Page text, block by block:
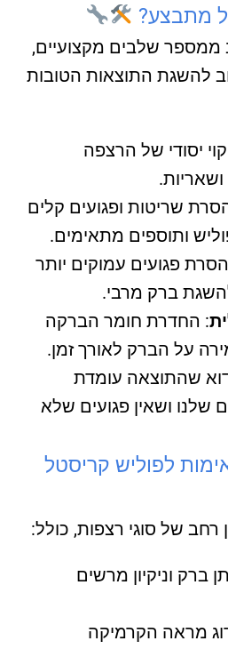
מתבצע?
ממספר שלבים מקצועיים,
להשגת התוצאות הטובות
יסודי של הרצפה
שריטות ופגועים קלים
ותוספים מתאימים.
פגועים עמוקים יותר
ברק מרבי.
: החדרת חומר הברקה
על הברק לאורך זמן.
שהתוצאה עומדת
שלנו ושאין פגועים שלא
לפוליש קריסטל
רחב של סוגי רצפות, כולל:
ברק וניקיון מרשים
מראה הקרמיקה